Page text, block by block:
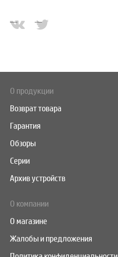
О продукции
Возврат товара
Гарантия
Обзоры
Серии
Архив устройств
О компании
О магазине
Жалобы и предложения